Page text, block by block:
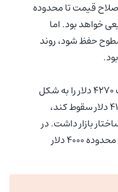
قیمت تا محدوده
۴۱۵۰ دلار طبیعی خواهد بود. اما
حفظ شود، روند
تنها در صورتی که اتریوم حمایت ۴۲۷۰ دلار را به شکل
قاطع از دست بدهد و به زیر ۴۱۵۰ دلار سقوط کند،
بازار داشت. در
این صورت، اصلاح عمیق‌تری تا محدوده ۴۰۰۰ دلار